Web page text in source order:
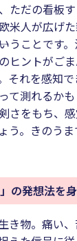
ただの看板
米人が広げ
うことです
ヒントがご
それを感知
て測れるか
さをもち、
う。きのう
の発想法を
き物。痛い、